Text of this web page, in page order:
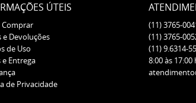
ÚTEIS
e Devoluções
de Uso
e Entrega
de Privacidade
(11)3765-
(11)3765-
(11)9.6314-
8:00 às